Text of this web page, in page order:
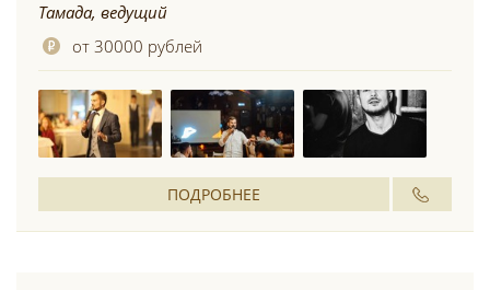
Тамада, ведущий
от 30000 рублей
ПОДРОБНЕЕ